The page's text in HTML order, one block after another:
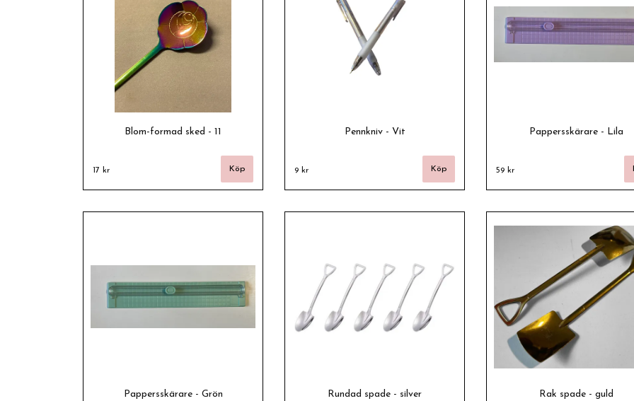
Blom-formad sked - 11
17 kr
Pennkniv - Vit
9 kr
Pappersskärare - Lila
59 kr
Pappersskärare - Grön Rundad spade - silver Rak spade - guld